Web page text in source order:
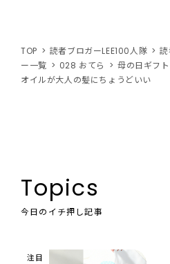
TOP 読者ブロガーLEE100人隊
ー一覧
028 おてら
母の日ギフ
オイルが大人の髪にちょうどいい
Topics
今日のイチ押し記事
注目